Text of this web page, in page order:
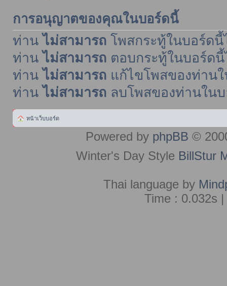
การอนุญาตของคุณในบอร์ดนี้
ท่าน ไม่สามารถโพสกระทู้ในบอร์ดนี้
ท่าน ไม่สามารถตอบกระทู้ในบอร์ดนี้
ท่าน ไม่สามารถแก้ไขโพสของท่าน
ท่าน ไม่สามารถลบโพสของท่านใน
หน้าเว็บบอร์ด
Powered by phpBB ©
Winter's Day Style BillStur
Thai language by
Time : 0.032s